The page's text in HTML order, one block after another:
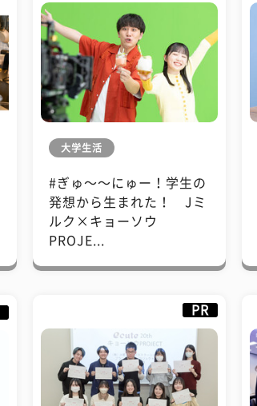
大学生活
#ぎゅ〜〜にゅー！学生の
発想から生まれた！ Jミ
ルク×キョーソウ
PROJE...
PR